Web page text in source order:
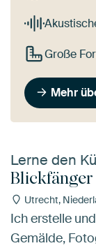
Große
Mehr
Lerne den
Utrecht,
Ich erstelle
Gemälde,